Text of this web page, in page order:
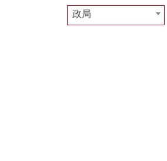
政局